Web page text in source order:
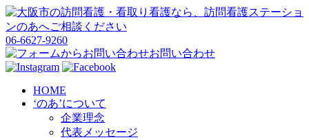
06-6627-9260
お問い合わせ
HOME
‘のあ’について
企業理念
代表メッセージ